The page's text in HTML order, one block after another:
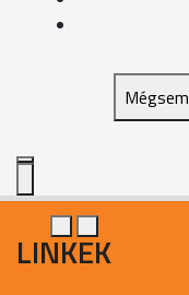
Mégsem
LINKEK